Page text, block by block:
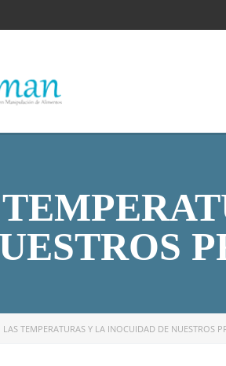
LAS TEMPERATURAS Y LA INOCUIDAD DE NUESTROS